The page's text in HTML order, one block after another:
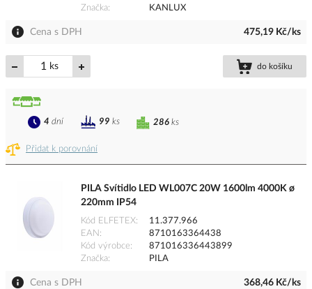
Značka
KANLUX
Cena s DPH 475,19 Kč/ks
ks do košíku
Přidat k porovnání
286 ks
4 dní 99 ks
PILA Svítidlo LED WL007C 20W 1600lm 4000K ø
220mm IP54
Kód ELFETEX
11.377.966
EAN
8710163364438
Kód výrobce
871016336443899
Značka
PILA
Cena s DPH 368,46 Kč/ks